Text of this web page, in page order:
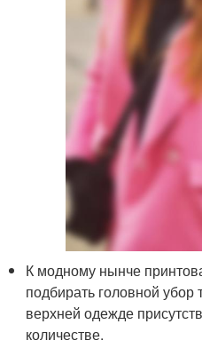
К модному нынче
подбирать головной убор
верхней одежде
количестве.